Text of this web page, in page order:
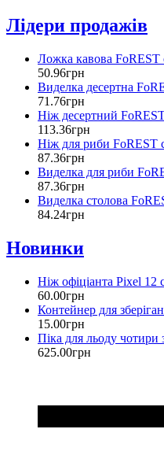
Лідери продажів
Ложка кавова FoREST
50.96грн
Виделка десертна
71 .76грн
Ніж десертний
113.36грн
Ніж для риби FoREST
87.36грн
Виделка для риби
87.36грн
Виделка столова
84.24грн
Новинки
Ніж офіціанта Pixel 12
60.00грн
Контейнер для
15.00грн
Піка для льоду
625.00грн